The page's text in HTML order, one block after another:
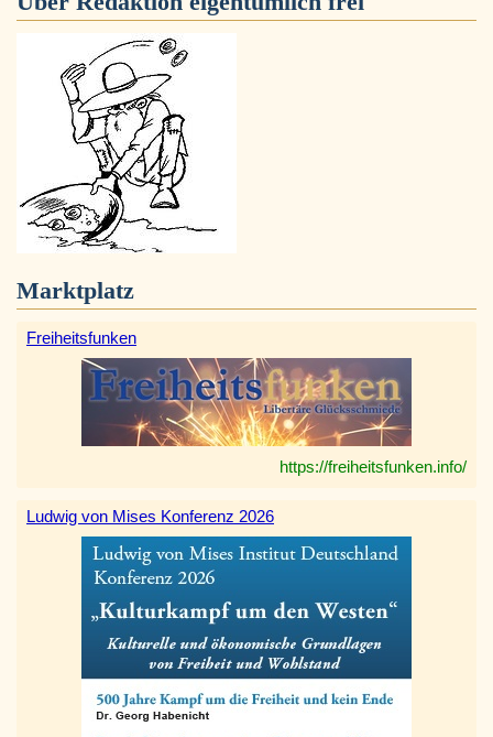
Marktplatz
Freiheitsfunken
https://freiheitsfunken.info/
Ludwig von Mises Konferenz 2026